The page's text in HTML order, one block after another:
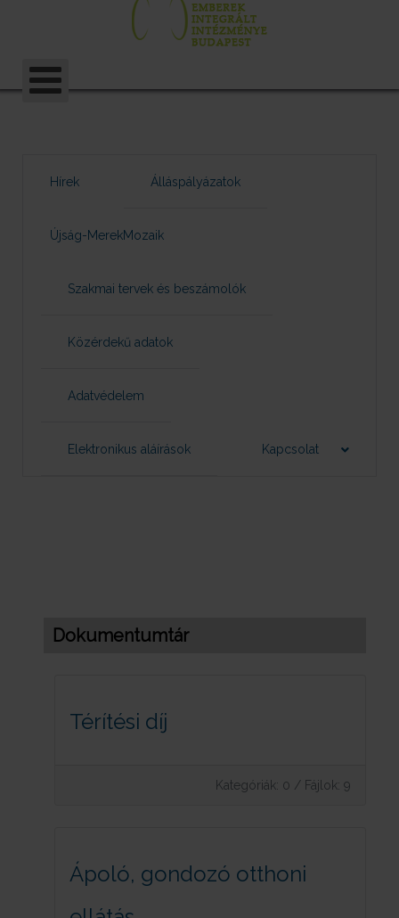
Hírek Álláspályázatok
Újság-MerekMozaik
Szakmai tervek és beszámolók
Közérdekű adatok
Adatvédelem
Elektronikus aláírások Kapcsolat
Dokumentumtár
Térítési díj
Kategóriák: 0 / Fájlok: 9
Ápoló, gondozó otthoni